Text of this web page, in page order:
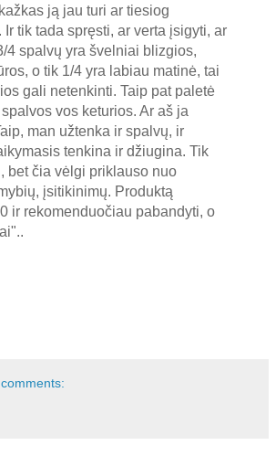
ją jau turi ar tiesiog
Ir tik tada spręsti, ar verta įsigyti, ar
4 spalvų yra švelniai blizgios,
o tik 1/4 yra labiau matinė, tai
gali netenkinti. Taip pat paletė
vos keturios. Ar aš ja
man užtenka ir spalvų, ir
tenkina ir džiugina. Tik
bet čia vėlgi priklauso nuo
įsitikinimų. Produktą
ir rekomenduočiau pabandyti, o